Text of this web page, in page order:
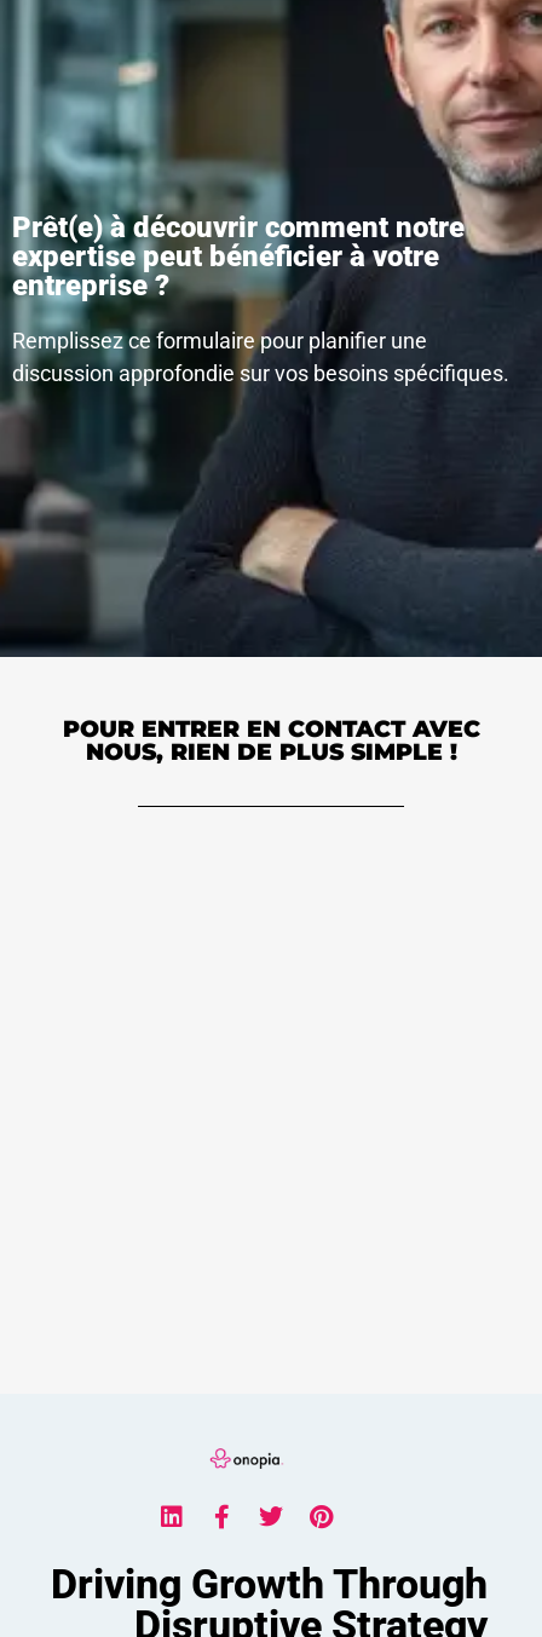
Prêt(e) à découvrir comment notre
expertise peut bénéficier à votre
entreprise ?
Remplissez ce formulaire pour planifier une
discussion approfondie sur vos besoins spécifiques.
POUR ENTRER EN CONTACT AVEC
NOUS, RIEN DE PLUS SIMPLE !
Driving Growth Through
Disruptive Strategy